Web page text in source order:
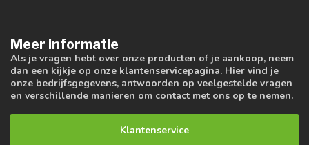
Meer informatie
Als je vragen hebt over onze producten of je aankoop, neem
dan een kijkje op onze klantenservicepagina. Hier vind je
onze bedrijfsgegevens, antwoorden op veelgestelde vragen
en verschillende manieren om contact met ons op te nemen.
Klantenservice